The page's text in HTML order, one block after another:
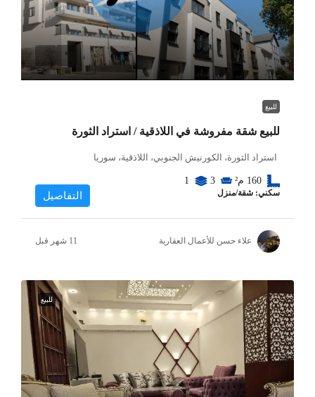
للبيع
للبيع شقة مفروشة في اللاذقية / استراد الثورة
استراد الثورة، الكورنيش الجنوبي، اللاذقية، سوريا
160 م² 3
1
سكني: شقة/منزل التفاصيل
علاء حسن للأعمال العقارية
للبيع